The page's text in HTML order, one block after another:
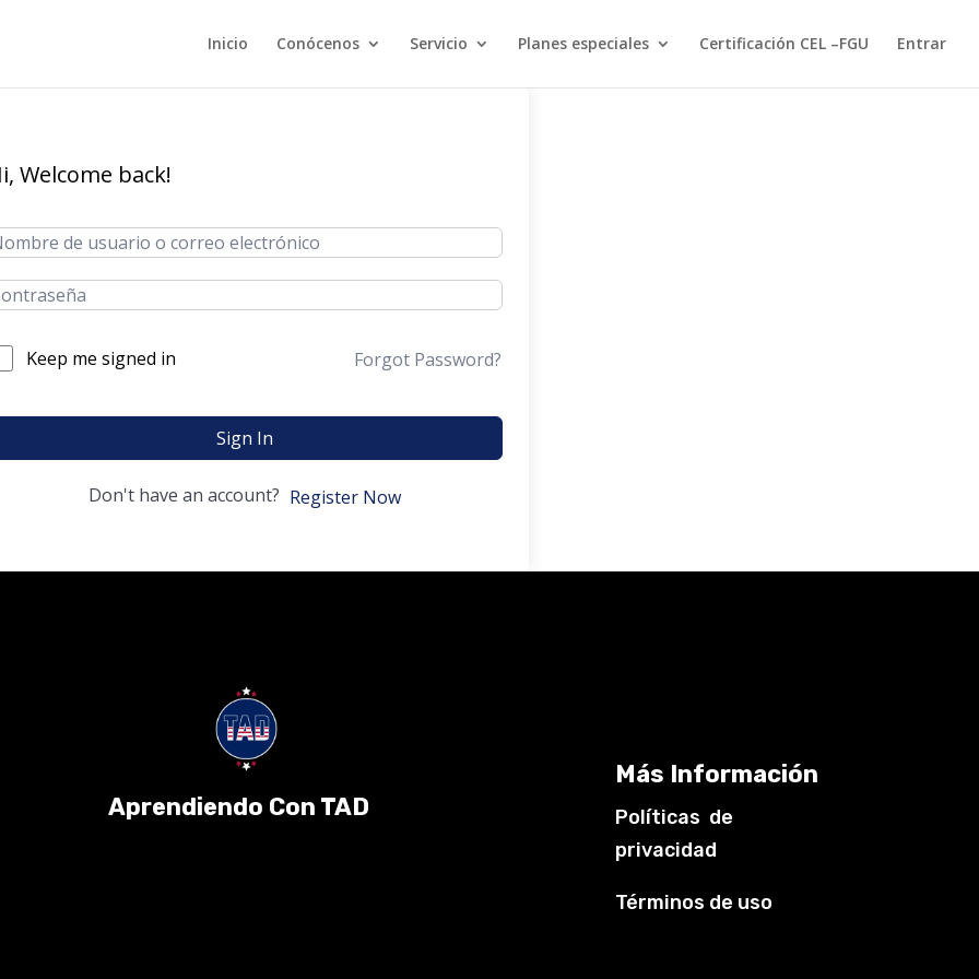
Inicio Conócenos Servicio Planes especiales Certificación CEL –FGU Entrar
Welcome back!
Keep me signed in Forgot Password?
Sign In
Don't have an account? Register Now
Aprendiendo Con TAD
Más Información
Políticas de
privacidad
Términos de uso